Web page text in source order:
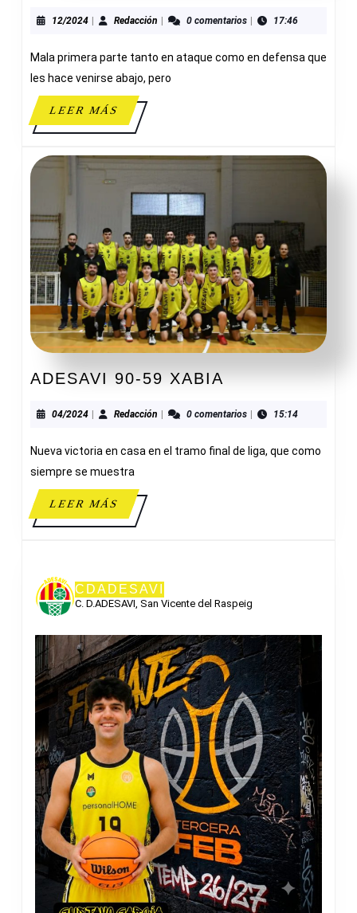
EL
12/202412/2024
| Redacción Redacción
| 0 comentarios | 17:46
Mala primera parte tanto en ataque como en defensa que
les hace venirse abajo, pero
LEER MÁSLEER
MÁS
ADESAVI 90-59 XABIA
59
04/202404/2024
| Redacción Redacción
| 0 comentarios | 15:14
Nueva victoria en casa en el tramo final de liga, que como
siempre se muestra
LEER MÁSLEER
MÁS
CDADESAVI
C. D.ADESAVI, San Vicente del Raspeig